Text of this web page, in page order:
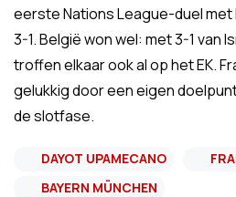
eerste Nations League-duel met
3-1. België won wel: met 3-1 van
troffen elkaar ook al op het EK.
gelukkig door een eigen
de slotfase.
DAYOT UPAMECANO
BAYERN MÜNCHEN